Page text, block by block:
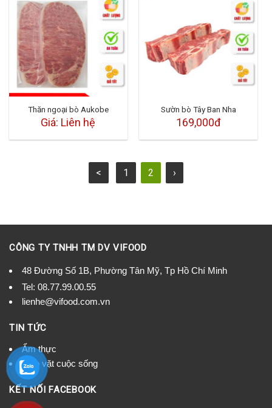
Thăn ngoại bò Aukobe
Giá: Liên hệ
Sườn bò Tây Ban Nha
169,000đ
< 1 2 ›
CÔNG TY TNHH TM DV VIFOOD
48 Đường Số 1B, Phường Tân Mỹ, Tp Hồ Chí Minh
Tel: 08.77.99.00.55
lienhe@vifood.com.vn
TIN TỨC
Ẩm thực
Mẹo vặt cuộc sống
KẾT NỐI FACEBOOK